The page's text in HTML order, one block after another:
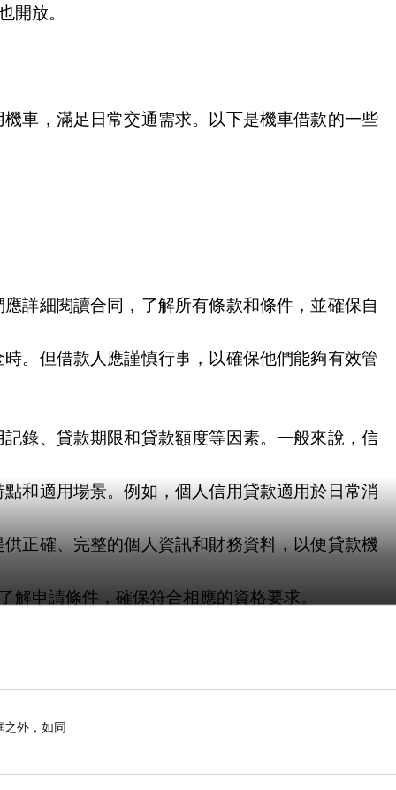
開放。
車，滿足日常交通需求。以下是機車借款的一些
詳細閱讀合同，了解所有條款和條件，並確保自
。但借款人應謹慎行事，以確保他們能夠有效管
錄、貸款期限和貸款額度等因素。一般來說，信
和適用場景。例如，個人信用貸款適用於日常消
正確、完整的個人資訊和財務資料，以便貸款機
申請條件，確保符合相應的資格要求。
選擇適合的還款方式，並確保按時還款，避免產
品和還款方式，並嚴格遵守相關的借款合約和還
的詳細內容：
供機車的相關證明檔，如機車登記證、行車紀錄
外，如同